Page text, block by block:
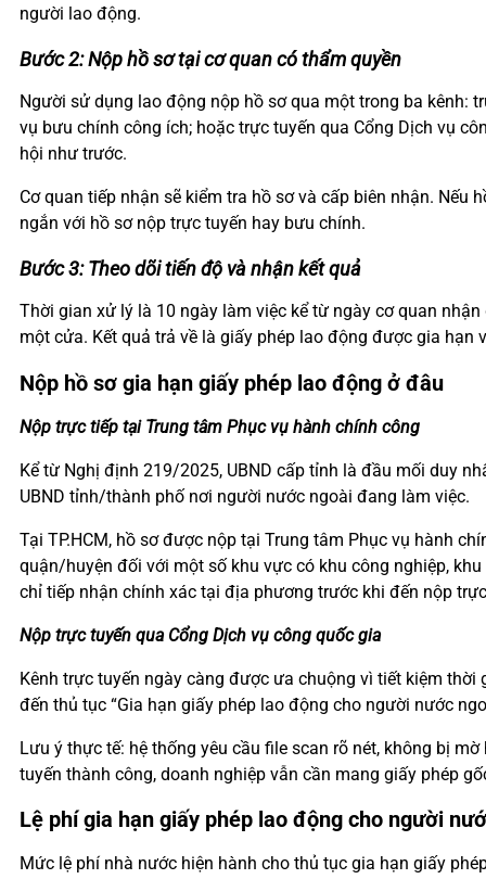
người lao động.
Bước 2: Nộp hồ sơ tại cơ quan có thẩm quyền
Người sử dụng lao động nộp hồ sơ qua một trong ba kênh:
vụ bưu chính công ích; hoặc trực tuyến qua Cổng Dịch vụ
hội như trước.
Cơ quan tiếp nhận sẽ kiểm tra hồ sơ và cấp biên nhận.
ngắn với hồ sơ nộp trực tuyến hay bưu chính.
Bước 3: Theo dõi tiến độ và nhận kết quả
Thời gian xử lý là 10 ngày làm việc kể từ ngày cơ quan
một cửa. Kết quả trả về là giấy phép lao động được gia hạn
Nộp hồ sơ gia hạn giấy phép lao động ở đâu
Nộp trực tiếp tại Trung tâm Phục vụ hành chính công
Kể từ Nghị định 219/2025, UBND cấp tỉnh là đầu mối duy
UBND tỉnh/thành phố nơi người nước ngoài đang làm việc.
Tại TP.HCM, hồ sơ được nộp tại Trung tâm Phục vụ hành
quận/huyện đối với một số khu vực có khu công nghiệp,
chỉ tiếp nhận chính xác tại địa phương trước khi đến nộp
Nộp trực tuyến qua Cổng Dịch vụ công quốc gia
Kênh trực tuyến ngày càng được ưa chuộng vì tiết kiệm
đến thủ tục “Gia hạn giấy phép lao động cho người nước
Lưu ý thực tế: hệ thống yêu cầu file scan rõ nét, không bị
tuyến thành công, doanh nghiệp vẫn cần mang giấy phép
Lệ phí gia hạn giấy phép lao động cho người
Mức lệ phí nhà nước hiện hành cho thủ tục gia hạn giấy